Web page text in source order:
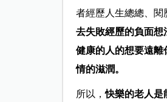
者經歷人生總總、閱
去失敗經歷的負面想
健康的人的想要遠離
情的滋潤。
所以，快樂的老人是